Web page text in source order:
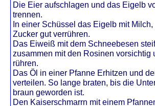
Die Eier aufschlagen und das Eigelb
trennen.
In einer Schüssel das Eigelb mit
Zucker gut verrühren.
Das Eiweiß mit dem Schneebesen
zusammen mit den Rosinen vorsichtig
rühren.
Das Öl in einer Pfanne Erhitzen und
verteilen. So lange braten, bis die
braun geworden ist.
Den Kaiserschmarrn mit einem